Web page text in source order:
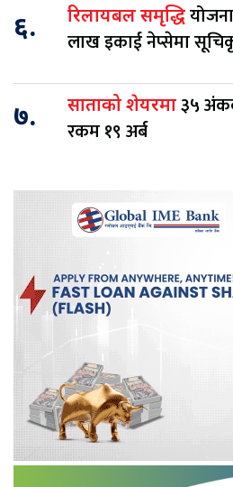
६. रिलायबल समृद्धि
लाख इकाई नेप्सेमा
७. साताको शेयरमा३५
रकम १९ अर्ब